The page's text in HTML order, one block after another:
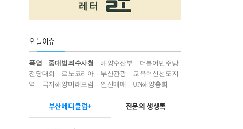
오늘이슈
폭염 중대범죄수사청 해양수산부
더불어민주당
전당대회
르노코리아 부산관광
교육혁신선도지
역
극지해양미래포럼 인신매매 UN해양총회
부산메디클럽+ 전문의 생생톡